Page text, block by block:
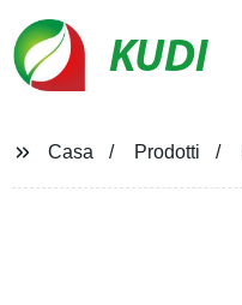
KUDI
Casa Prodotti